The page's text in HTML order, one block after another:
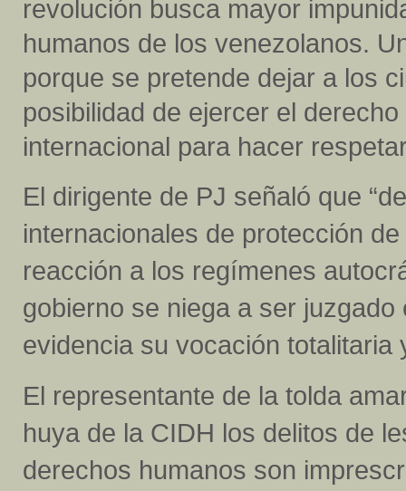
revolución busca mayor
humanos de los venezolanos.
porque se pretende dejar a los
posibilidad de ejercer el
internacional para hacer
El dirigente de PJ señaló que
internacionales de protección
reacción a los regímenes
gobierno se niega a ser
evidencia su vocación totalitaria
El representante de la tolda
huya de la CIDH los delitos de
derechos humanos son